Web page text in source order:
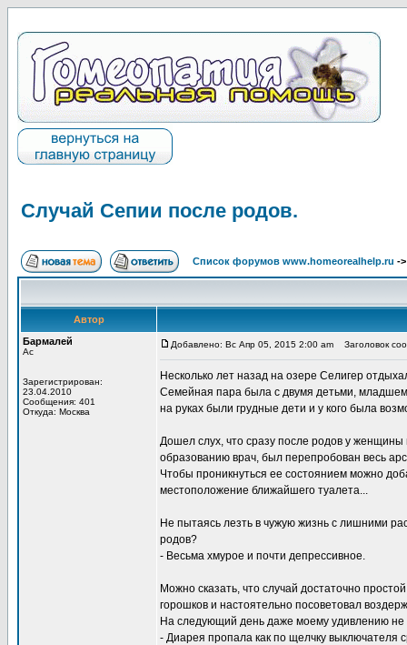
Случай Сепии после родов.
Список форумов www.homeorealhelp.ru -
Автор
Бармалей
Ас
Зарегистрирован:
23.04.2010
Сообщения: 401
Откуда: Москва
Добавлено: Вс Апр 05, 2015 2:00 am Заголовок
Несколько лет назад на озере Селигер
Семейная пара была с двумя детьми,
на руках были грудные дети и у кого была
Дошел слух, что сразу после родов у
образованию врач, был перепробован весь
Чтобы проникнуться ее состоянием можно
местоположение ближайшего туалета...
Не пытаясь лезть в чужую жизнь с лишними
родов?
- Весьма хмурое и почти депрессивное.
Можно сказать, что случай достаточно
горошков и настоятельно посоветовал
На следующий день даже моему удивлению
- Диарея пропала как по щелчку выключателя